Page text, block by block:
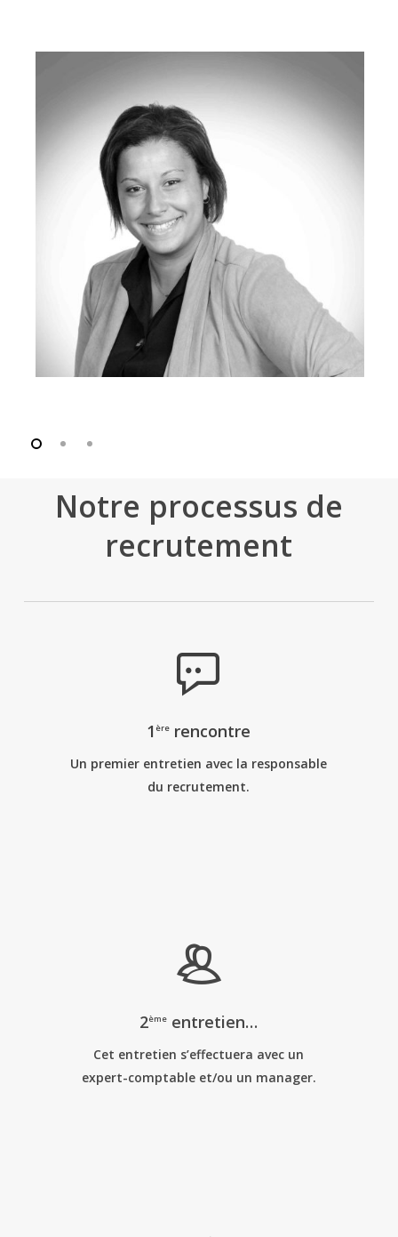
Notre processus de
recrutement
1 ère rencontre
Un premier entretien avec la responsable
du recrutement.
2ème entretien…
Cet entretien s’effectuera avec un
expert-comptable et/ou un manager.